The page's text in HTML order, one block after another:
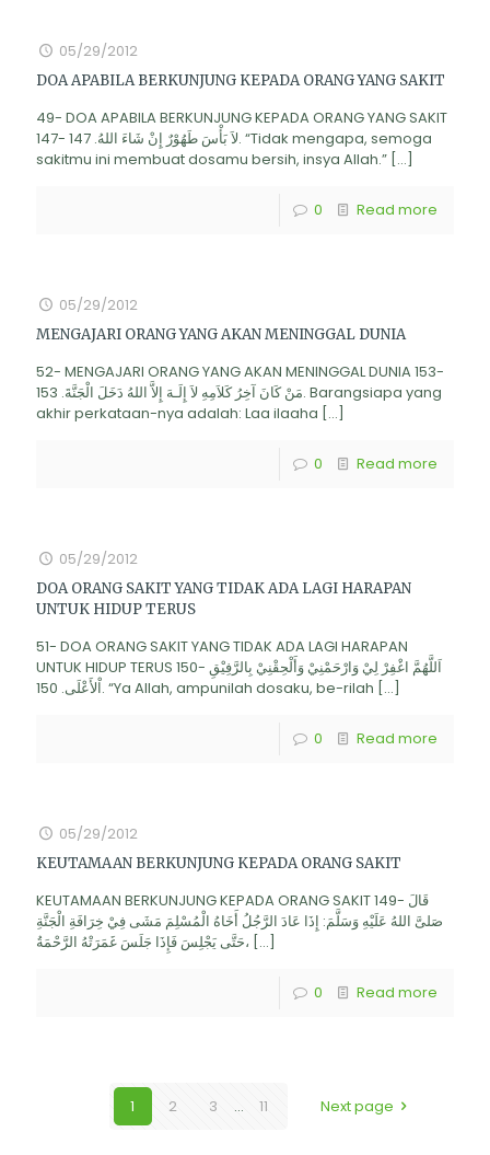
05/29/2012
DOA APABILA BERKUNJUNG KEPADA ORANG YANG SAKIT
49- DOA APABILA BERKUNJUNG KEPADA ORANG YANG SAKIT
147- لاَ بَأْسَ طَهُوْرٌ إِنْ شَاءَ اللهُ. 147. “Tidak mengapa, semoga
sakitmu ini membuat dosamu bersih, insya Allah.” […]
0 Read more
05/29/2012
MENGAJARI ORANG YANG AKAN MENINGGAL DUNIA
52- MENGAJARI ORANG YANG AKAN MENINGGAL DUNIA 153-
مَنْ كَانَ آخِرُ كَلاَمِهِ لاَ إِلَـهَ إِلاَّ اللهُ دَخَلَ الْجَنَّةَ. 153. Barangsiapa yang
akhir perkataan-nya adalah: Laa ilaaha […]
0 Read more
05/29/2012
DOA ORANG SAKIT YANG TIDAK ADA LAGI HARAPAN
UNTUK HIDUP TERUS
51- DOA ORANG SAKIT YANG TIDAK ADA LAGI HARAPAN
UNTUK HIDUP TERUS 150- اَللَّهُمَّ اغْفِرْ لِيْ وَارْحَمْنِيْ وَأَلْحِقْنِيْ بِالرَّفِيْقِ
اْلأَعْلَى. 150. “Ya Allah, ampunilah dosaku, be-rilah […]
0 Read more
05/29/2012
KEUTAMAAN BERKUNJUNG KEPADA ORANG SAKIT
KEUTAMAAN BERKUNJUNG KEPADA ORANG SAKIT 149- قَالَ
صَلىَّ اللهُ عَلَيْهِ وَسَلَّمَ: إِذَا عَادَ الرَّجُلُ أَخَاهُ الْمُسْلِمَ مَشَى فِيْ خِرَافَةِ الْجَنَّةِ
حَتَّى يَجْلِسَ فَإِذَا جَلَسَ غَمَرَتْهُ الرَّحْمَةُ، […]
0 Read more
1 2 3 ... 11 Next page